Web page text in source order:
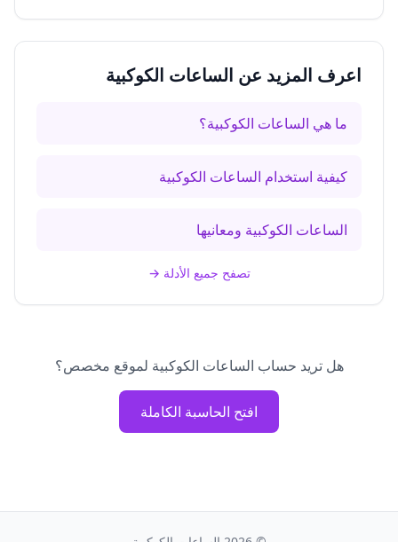
اعرف المزيد عن الساعات الكوكبية
ما هي الساعات الكوكبية؟
كيفية استخدام الساعات الكوكبية
الساعات الكوكبية ومعانيها
تصفح جميع الأدلة →
هل تريد حساب الساعات الكوكبية لموقع مخصص؟
افتح الحاسبة الكاملة